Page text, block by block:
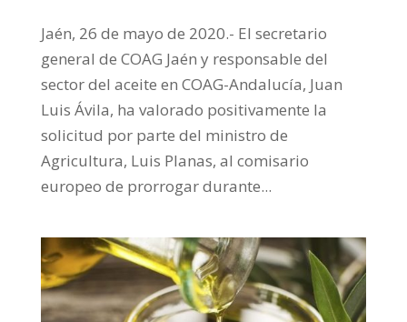
Jaén, 26 de mayo de 2020.- El secretario
general de COAG Jaén y responsable del
sector del aceite en COAG-Andalucía, Juan
Luis Ávila, ha valorado positivamente la
solicitud por parte del ministro de
Agricultura, Luis Planas, al comisario
europeo de prorrogar durante...